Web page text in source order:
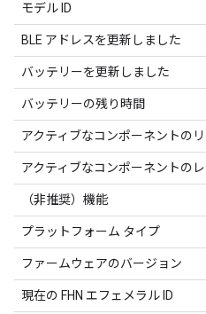
モデル ID
BLE アドレスを更新しました
バッテリーを更新しました
バッテリーの残り時間
アクティブなコンポーネントの
アクティブなコンポーネントの
（非推奨）機能
プラットフォーム タイプ
ファームウェアのバージョン
現在の FHN エフェメラル ID